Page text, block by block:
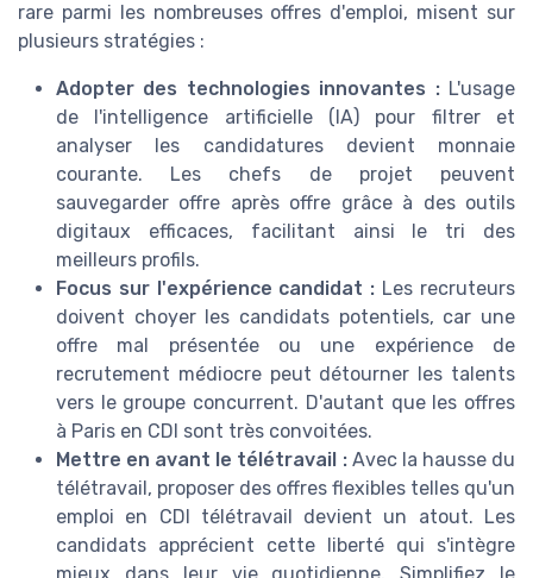
rare parmi les nombreuses offres d'emploi, misent sur
plusieurs stratégies :
Adopter des technologies innovantes :L'usage
de l'intelligence artificielle (IA) pour filtrer et
analyser les candidatures devient monnaie
courante. Les chefs de projet peuvent
sauvegarder offre après offre grâce à des outils
digitaux efficaces, facilitant ainsi le tri des
meilleurs profils.
Focus sur l'expérience candidat : Les recruteurs
doivent choyer les candidats potentiels, car une
offre mal présentée ou une expérience de
recrutement médiocre peut détourner les talents
vers le groupe concurrent. D'autant que les offres
à Paris en CDI sont très convoitées.
Mettre en avant le télétravail :Avec la hausse du
télétravail, proposer des offres flexibles telles qu'un
emploi en CDI télétravail devient un atout. Les
candidats apprécient cette liberté qui s'intègre